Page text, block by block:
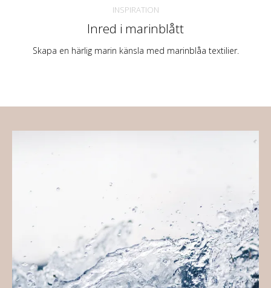
INSPIRATION
Inred i marinblått
Skapa en härlig marin känsla med marinblåa textilier.